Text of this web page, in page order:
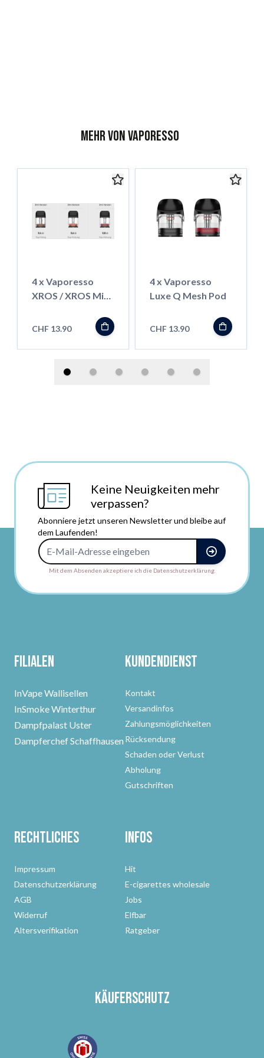
Mehr von Vaporesso
4 x Vaporesso
XROS / XROS Mini
CHF 13.90
4 x Vaporesso
Luxe Q Mesh Pod
CHF 13.90
Keine Neuigkeiten mehr
verpassen?
Abonniere jetzt unseren Newsletter und bleibe auf
dem Laufenden!
Mit dem Absenden akzeptiere ich die Datenschutzerklärung.
Filialen
InVape Wallisellen
InSmoke Winterthur
Dampfpalast Uster
Dampferchef Schaffhausen
Kundendienst
Kontakt
Versandinfos
Zahlungsmöglichkeiten
Rücksendung
Schaden oder Verlust
Abholung
Gutschriften
Rechtliches
Impressum
Datenschutzerklärung
AGB
Widerruf
Altersverifikation
Infos
Hit
E-cigarettes wholesale
Jobs
Elfbar
Ratgeber
Käuferschutz